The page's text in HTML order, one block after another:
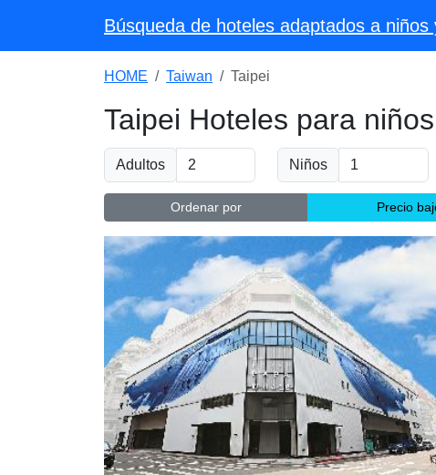
Búsqueda de hoteles adaptados a niños
HOME Taiwan Taipei
Taipei Hoteles para
Adultos Niños
Ordenar por Precio